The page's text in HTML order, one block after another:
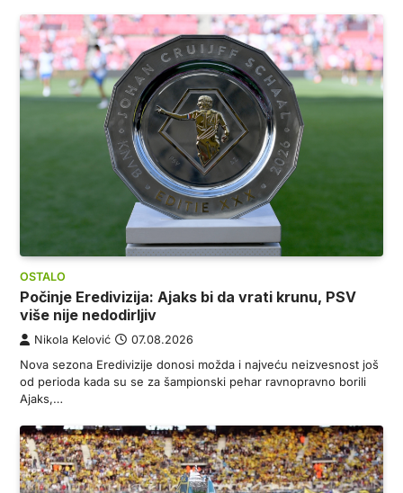
OSTALO
Počinje Eredivizija: Ajaks bi da vrati krunu, PSV
više nije nedodirljiv
Nikola Kelović 07.08.2026
Nova sezona Eredivizije donosi možda i najveću neizvesnost još
od perioda kada su se za šampionski pehar ravnopravno borili
Ajaks,…